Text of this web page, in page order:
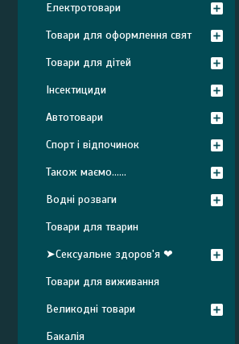
Електротовари
Товари для оформлення свят
Товари для дітей
Інсектициди
Автотовари
Спорт і відпочинок
Також маємо......
Водні розваги
Товари для тварин
➤Сексуальне здоров'я ❤
Товари для виживання
Великодні товари
Бакалія